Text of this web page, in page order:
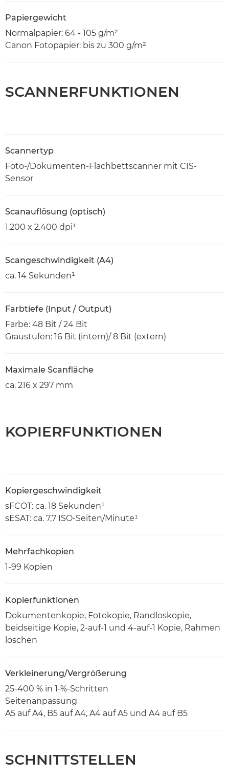
Papiergewicht
Normalpapier: 64 - 105 g/m²
Canon Fotopapier: bis zu 300 g/m²
SCANNERFUNKTIONEN
Scannertyp
Foto-/Dokumenten-Flachbettscanner mit CIS-
Sensor
Scanauflösung (optisch)
1.200 x 2.400 dpi¹
Scangeschwindigkeit (A4)
ca. 14 Sekunden¹
Farbtiefe (Input / Output)
Farbe: 48 Bit / 24 Bit
Graustufen: 16 Bit (intern)/ 8 Bit (extern)
Maximale Scanfläche
ca. 216 x 297 mm
KOPIERFUNKTIONEN
Kopiergeschwindigkeit
sFCOT: ca. 18 Sekunden¹
sESAT: ca. 7,7 ISO-Seiten/Minute¹
Mehrfachkopien
1-99 Kopien
Kopierfunktionen
Dokumentenkopie, Fotokopie, Randloskopie,
beidseitige Kopie, 2-auf-1 und 4-auf-1 Kopie, Rahmen
löschen
Verkleinerung/Vergrößerung
25-400 % in 1-%-Schritten
Seitenanpassung
A5 auf A4, B5 auf A4, A4 auf A5 und A4 auf B5
SCHNITTSTELLEN